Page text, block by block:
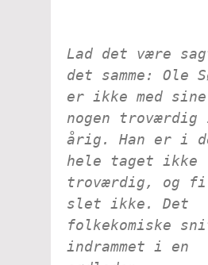
Lad det være
det samme: Ole
er ikke med
nogen troværdig
årig. Han er i
hele taget ikke
troværdig, og
slet ikke. Det
folkekomiske
indrammet i en